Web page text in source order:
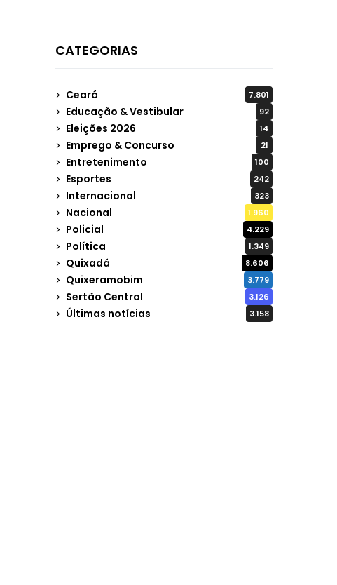
CATEGORIAS
Ceará 7.801
Educação & Vestibular 92
Eleições 2026 14
Emprego & Concurso 21
Entretenimento 100
Esportes 242
Internacional 323
Nacional 1.960
Policial 4.229
Política 1.349
Quixadá 8.606
Quixeramobim 3.779
Sertão Central 3.126
Últimas notícias 3.158